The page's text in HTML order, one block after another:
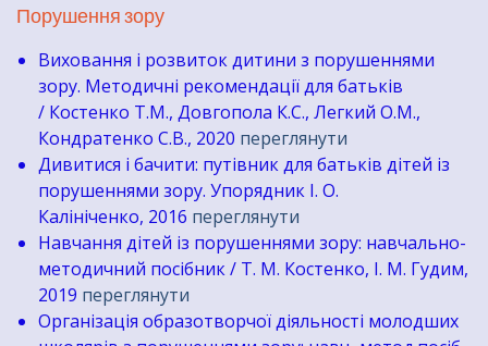
​Порушення зору
Виховання і розвиток дитини з порушеннями
зору. Методичні рекомендації для батьків
/ Костенко Т.М., Довгопола К.С., Легкий О.М.,
Кондратенко С.В., 2020 переглянути
Дивитися і бачити: путівник для батьків дітей із
порушеннями зору. Упорядник І. О.
Калініченко, 2016 переглянути
Навчання дітей із порушеннями зору: навчально-
методичний посібник / Т. М. Костенко, І. М. Гудим,
2019 переглянути
Організація образотворчої діяльності молодших